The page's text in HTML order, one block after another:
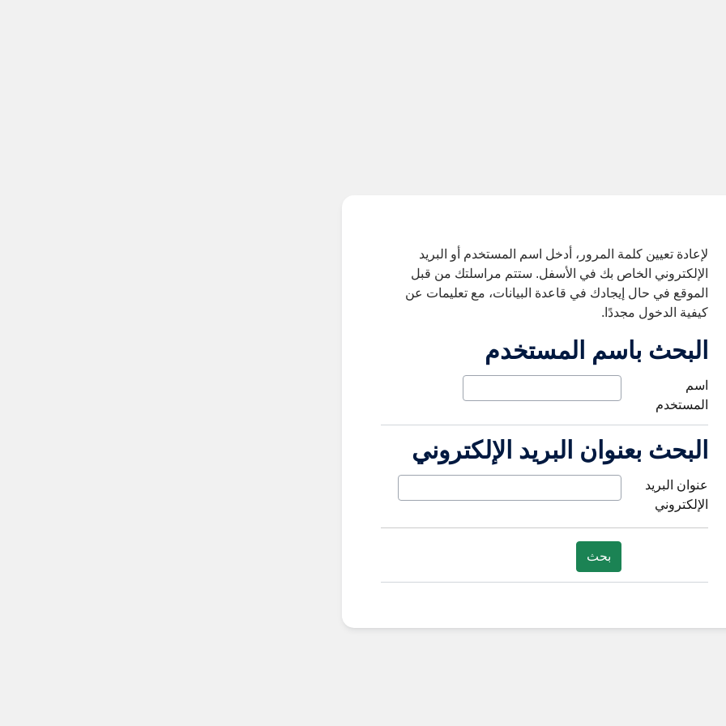
لإعادة تعيين كلمة المرور، أدخل اسم المستخدم أو البريد
الإلكتروني الخاص بك في الأسفل. ستتم مراسلتك من قبل
الموقع في حال إيجادك في قاعدة البيانات، مع تعليمات عن
كيفية الدخول مجددًا.
البحث باسم المستخدم
البحث باسم المستخدم
اسم
المستخدم
البحث بعنوان البريد الإلكتروني
البحث بعنوان البريد الإلكتروني
عنوان البريد
الإلكتروني